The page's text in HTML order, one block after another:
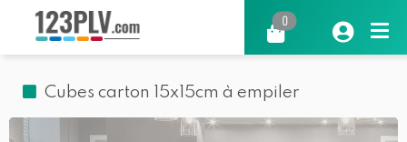
0
Cubes carton 15x15cm à empiler